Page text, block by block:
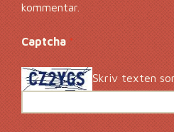
kommentar.
Captcha *
Skriv texten